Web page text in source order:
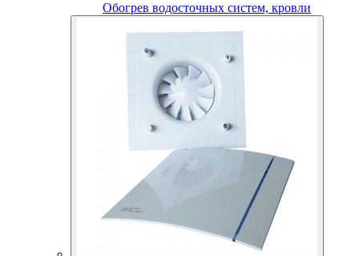
Обогрев водосточных систем, кровли